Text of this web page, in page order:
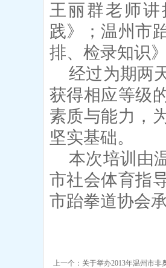
王丽群老师
践》；温州市
排、检录知识
经过为期两
获得相应等级
素质与能力，
坚实基础。
本次培训由
市社会体育指
市跆拳道协会
上一个： 关于举办2013年温州市非